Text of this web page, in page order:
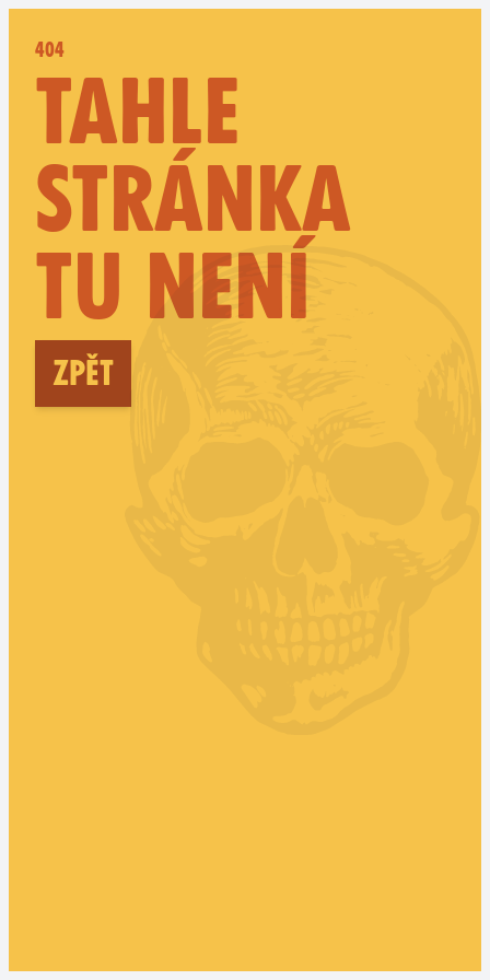
404
TAHLE
STRÁNKA
TU NENÍ
Zpět